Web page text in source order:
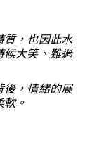
質，也因此水
大笑、難過
後，情緒的展
。